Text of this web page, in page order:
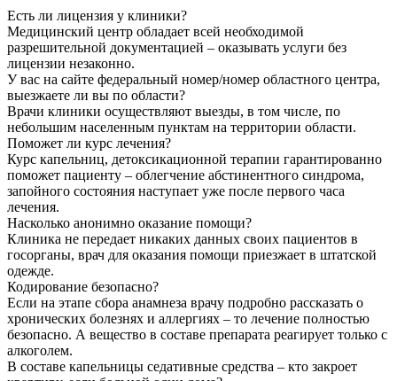
Есть ли лицензия у клиники?
Медицинский центр обладает всей необходимой
разрешительной документацией – оказывать услуги без
лицензии незаконно.
У вас на сайте федеральный номер/номер областного центра,
выезжаете ли вы по области?
Врачи клиники осуществляют выезды, в том числе, по
небольшим населенным пунктам на территории области.
Поможет ли курс лечения?
Курс капельниц, детоксикационной терапии гарантированно
поможет пациенту – облегчение абстинентного синдрома,
запойного состояния наступает уже после первого часа
лечения.
Насколько анонимно оказание помощи?
Клиника не передает никаких данных своих пациентов в
госорганы, врач для оказания помощи приезжает в штатской
одежде.
Кодирование безопасно?
Если на этапе сбора анамнеза врачу подробно рассказать о
хронических болезнях и аллергиях – то лечение полностью
безопасно. А вещество в составе препарата реагирует только с
алкоголем.
В составе капельницы седативные средства – кто закроет